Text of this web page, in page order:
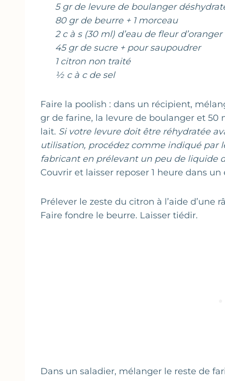
5 gr de levure de boulanger
80 gr de beurre + 1 morceau
2 c à s (30 ml) d’eau de fleur d’oranger
45 gr de sucre + pour saupoudrer
1 citron non traité
½ c à c de sel
Faire la poolish : dans un récipient,
gr de farine, la levure de boulanger et 50
lait. Si votre levure doit être réhydratée
utilisation, procédez comme indiqué par
fabricant en prélevant un peu de liquide
Couvrir et laisser reposer 1 heure dans
Prélever le zeste du citron à l’aide d’une
Faire fondre le beurre. Laisser tiédir.
Dans un saladier, mélanger le reste de